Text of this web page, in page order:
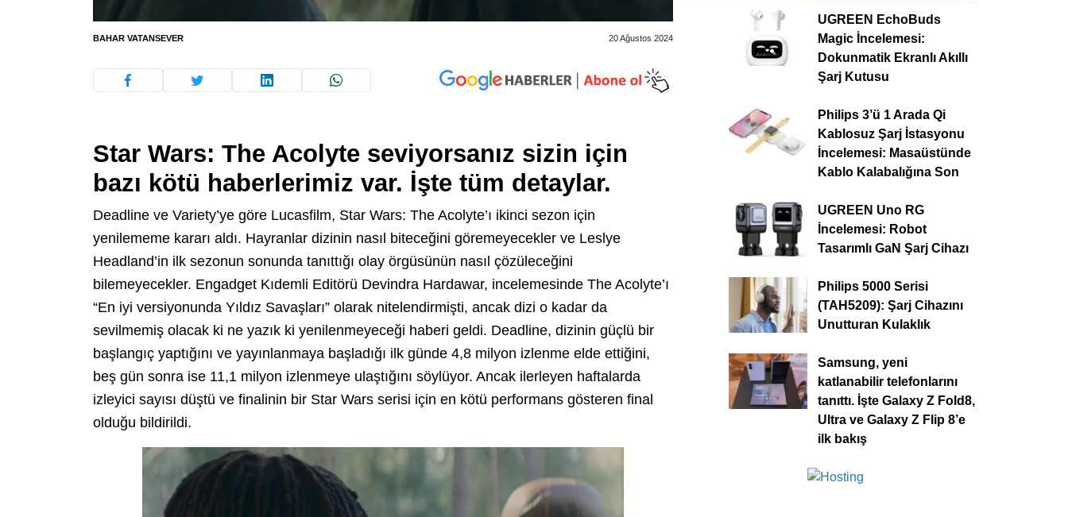
BAHAR VATANSEVER 20 Ağustos 2024
Star Wars: The Acolyte seviyorsanız sizin için
bazı kötü haberlerimiz var. İşte tüm detaylar.
Deadline ve Variety’ye göre Lucasfilm, Star Wars: The Acolyte’ı ikinci sezon için
yenilememe kararı aldı. Hayranlar dizinin nasıl biteceğini göremeyecekler ve Leslye
Headland’in ilk sezonun sonunda tanıttığı olay örgüsünün nasıl çözüleceğini
bilemeyecekler. Engadget Kıdemli Editörü Devindra Hardawar, incelemesinde The Acolyte’ı
“En iyi versiyonunda Yıldız Savaşları” olarak nitelendirmişti, ancak dizi o kadar da
sevilmemiş olacak ki ne yazık ki yenilenmeyeceği haberi geldi. Deadline, dizinin güçlü bir
başlangıç ​​yaptığını ve yayınlanmaya başladığı ilk günde 4,8 milyon izlenme elde ettiğini,
beş gün sonra ise 11,1 milyon izlenmeye ulaştığını söylüyor. Ancak ilerleyen haftalarda
izleyici sayısı düştü ve finalinin bir Star Wars serisi için en kötü performans gösteren final
olduğu bildirildi.
UGREEN EchoBuds
Magic İncelemesi:
Dokunmatik Ekranlı Akıllı
Şarj Kutusu
Philips 3’ü 1 Arada Qi
Kablosuz Şarj İstasyonu
İncelemesi: Masaüstünde
Kablo Kalabalığına Son
UGREEN Uno RG
İncelemesi: Robot
Tasarımlı GaN Şarj Cihazı
Philips 5000 Serisi
(TAH5209): Şarj Cihazını
Unutturan Kulaklık
Samsung, yeni
katlanabilir telefonlarını
tanıttı. İşte Galaxy Z Fold8,
Ultra ve Galaxy Z Flip 8’e
ilk bakış